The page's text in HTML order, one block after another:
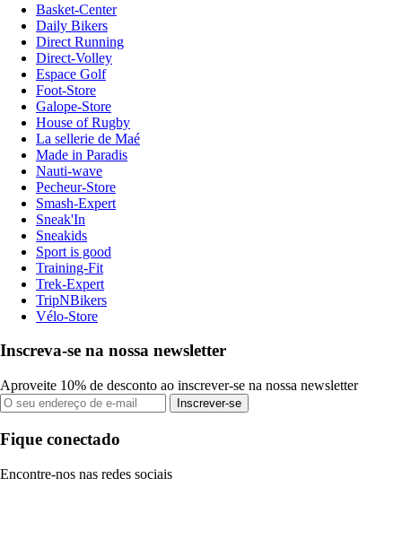
Basket-Center
Daily Bikers
Direct Running
Direct-Volley
Espace Golf
Foot-Store
Galope-Store
House of Rugby
La sellerie de Maé
Made in Paradis
Nauti-wave
Pecheur-Store
Smash-Expert
Sneak'In
Sneakids
Sport is good
Training-Fit
Trek-Expert
TripNBikers
Vélo-Store
Inscreva-se na nossa newsletter
Aproveite 10% de desconto ao inscrever-se na nossa newsletter
Inscrever-se
Fique conectado
Encontre-nos nas redes sociais